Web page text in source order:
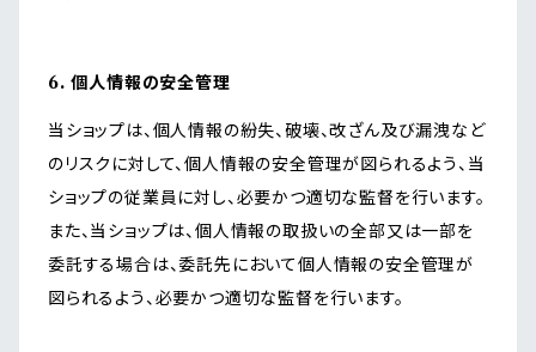
6. 個人情報の安全管理
当ショップは、個人情報の紛失、破壊、改ざん及び漏洩など
のリスクに対して、個人情報の安全管理が図られるよう、当
ショップの従業員に対し、必要かつ適切な監督を行います。
また、当ショップは、個人情報の取扱いの全部又は一部を
委託する場合は、委託先において個人情報の安全管理が
図られるよう、必要かつ適切な監督を行います。